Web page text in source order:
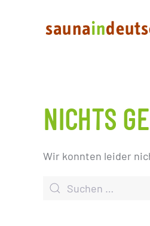
NICHTS
Wir konnten leider